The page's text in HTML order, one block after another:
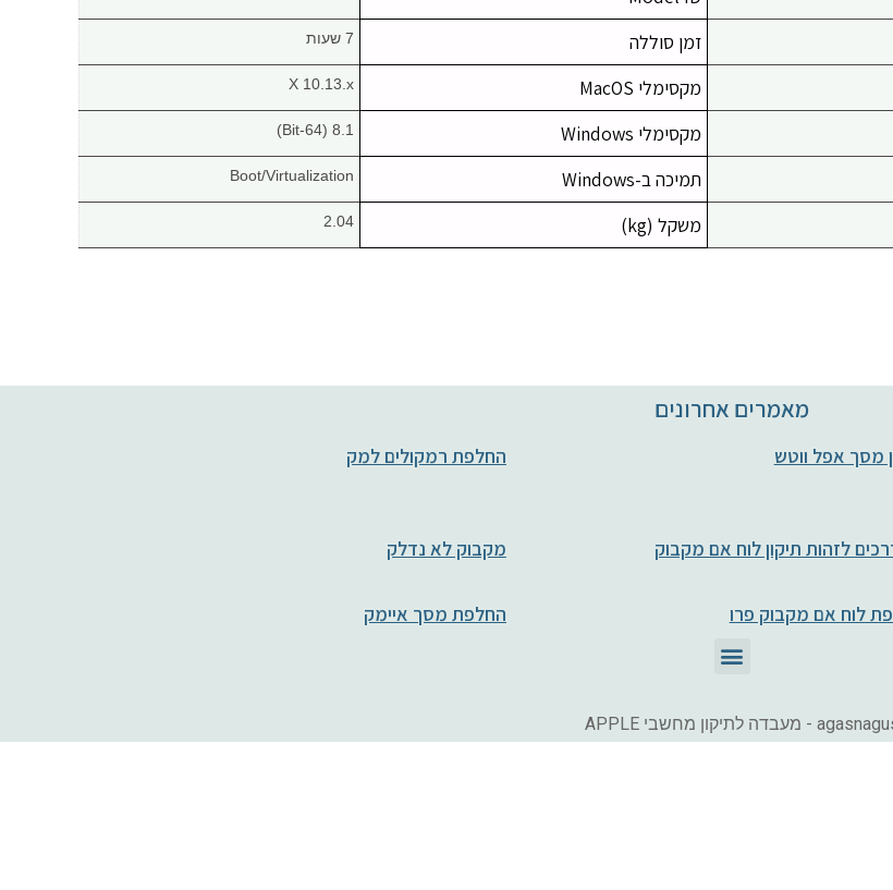
זמן סוללה 7 שעות
מקסימלי MacOS X 10.13.x
מקסימלי Windows 8.1 (64-Bit)
תמיכה ב-Windows Boot/Virtualization
משקל (kg) 2.04
מאמרים אחרונים
מסך אפל ווטש החלפת רמקולים למק
מקבוק לא נדלק
לוח אם מקבוק פרו החלפת מסך איימק